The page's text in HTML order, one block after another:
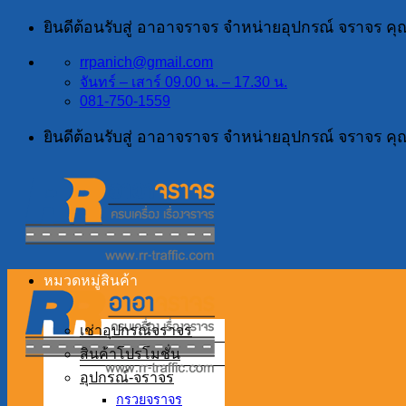
ข้าม
ยินดีต้อนรับสู่ อาอาจราจร จำหน่ายอุปกรณ์ จราจร
rrpanich@gmail.com
จันทร์ – เสาร์ 09.00 น. – 17.30 น.
081-750-1559
ยินดีต้อนรับสู่ อาอาจราจร จำหน่ายอุปกรณ์ จราจร
หมวดหมู่สินค้า
เช่าอุปกรณ์จราจร
สินค้าโปรโมชั่น
อุปกรณ์-จราจร
กรวยจราจร